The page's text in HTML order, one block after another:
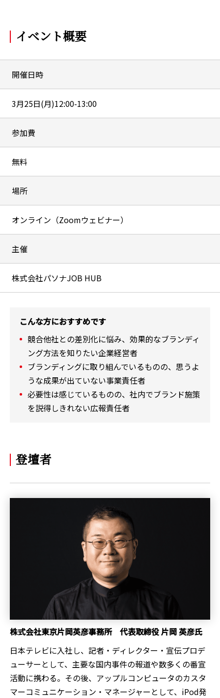
イベント概要
開催日時
3月25日(月)12:00-13:00
参加費
無料
場所
オンライン（Zoomウェビナー）
主催
株式会社パソナJOB HUB
こんな方におすすめです
競合他社との差別化に悩み、効果的なブランディ
ング方法を知りたい企業経営者
ブランディングに取り組んでいるものの、思うよ
うな成果が出ていない事業責任者
必要性は感じているものの、社内でブランド施策
を説得しきれない広報責任者
登壇者
株式会社東京片岡英彦事務所 代表取締役 片岡 英彦氏
日本テレビに入社し、記者・ディレクター・宣伝プロデ
ューサーとして、主要な国内事件の報道や数多くの番宣
活動に携わる。その後、アップルコンピュータのカスタ
マーコミュニケーション・マネージャーとして、iPod発